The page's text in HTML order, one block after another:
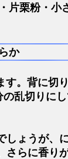
・片栗粉・小
か
す。背に切
乱切りに
しょうが、
らに香り